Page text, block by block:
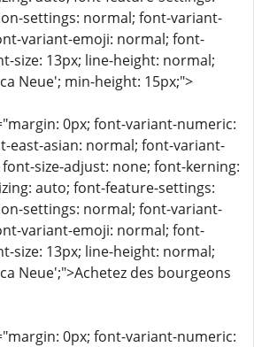
settings: normal; font-variant-
variant-emoji: normal; font-
size: 13px; line-height: normal;
Neue'; min-height: 15px;">
0px; font-variant-numeric:
east-asian: normal; font-variant-
size-adjust: none; font-kerning:
auto; font-feature-settings:
settings: normal; font-variant-
variant-emoji: normal; font-
size: 13px; line-height: normal;
Neue';">Achetez des bourgeons
0px; font-variant-numeric: